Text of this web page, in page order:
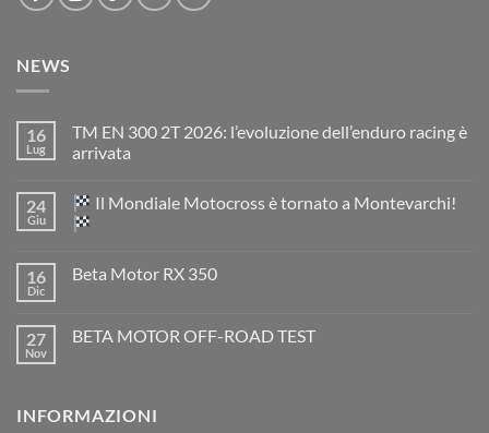
NEWS
16
Lug
TM EN 300 2T 2026: l’evoluzione dell’enduro racing è
arrivata
su
TM
EN
2026:
è
arrivata
24
Giu
Il Mondiale Motocross è tornato a Montevarchi!
su
Motocross
è
16
Dic
Beta Motor RX 350
Beta
27
Nov
BETA MOTOR OFF-ROAD TEST
MOTOR
INFORMAZIONI